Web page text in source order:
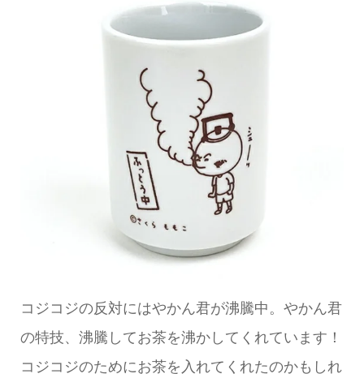
コジコジの反対にはやかん君が沸騰中。やかん君
の特技、沸騰してお茶を沸かしてくれています！
コジコジのためにお茶を入れてくれたのかもしれ